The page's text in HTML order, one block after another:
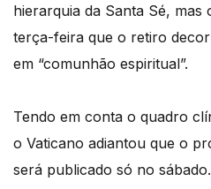
hierarquia da Santa Sé,
terça-feira que o retiro
em “comunhão espiritual”.
Tendo em conta o quadro
o Vaticano adiantou que o
será publicado só no sábado.